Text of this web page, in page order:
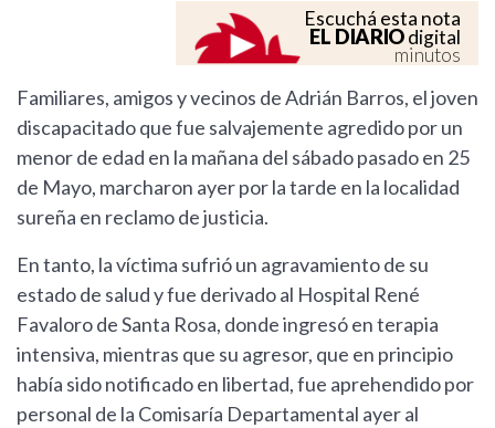
Escuchá esta nota
EL DIARIOdigital
minutos
Familiares, amigos y vecinos de Adrián Barros, el joven
discapacitado que fue salvajemente agredido por un
menor de edad en la mañana del sábado pasado en 25
de Mayo, marcharon ayer por la tarde en la localidad
sureña en reclamo de justicia.
En tanto, la víctima sufrió un agravamiento de su
estado de salud y fue derivado al Hospital René
Favaloro de Santa Rosa, donde ingresó en terapia
intensiva, mientras que su agresor, que en principio
había sido notificado en libertad, fue aprehendido por
personal de la Comisaría Departamental ayer al